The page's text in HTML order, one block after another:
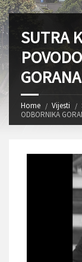
SUTRA
Home Vijesti
ODBORNIKA